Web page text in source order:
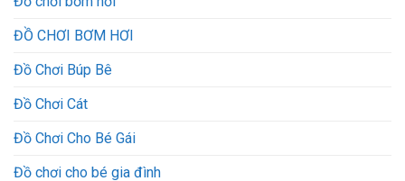
ĐỒ CHƠI BƠM HƠI
Đồ Chơi Búp Bê
Đồ Chơi Cát
Đồ Chơi Cho Bé Gái
Đồ chơi cho bé gia đình